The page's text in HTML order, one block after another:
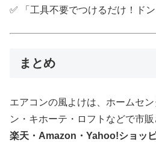
✅ 「工具不要でつけるだけ！ド
まとめ
エアコンの風よけは、ホームセ
ン・キホーテ・ロフトなどで市販
楽天・Amazon・Yahoo!ショッ